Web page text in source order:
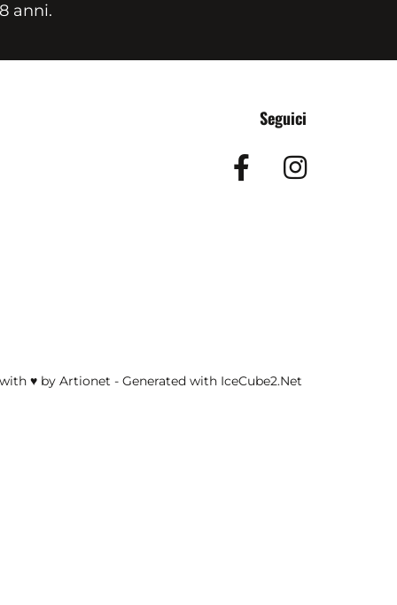
anni.
Seguici
Facebook
♥ by Artionet - Generated with IceCube2.Net